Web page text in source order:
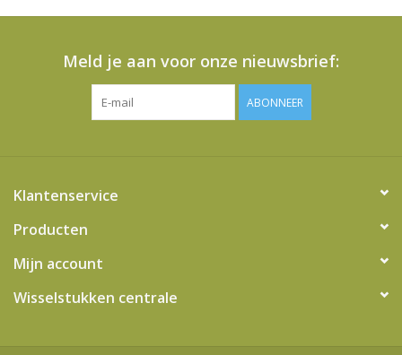
Meld je aan voor onze nieuwsbrief:
ABONNEER
Klantenservice
Producten
Mijn account
Wisselstukken centrale